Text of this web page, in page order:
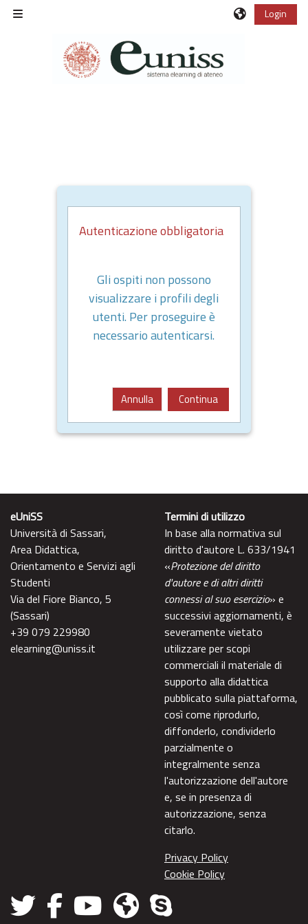
Vai al contenuto principale
Login
Autenticazione obbligatoria
Gli ospiti non possono
visualizzare i profili degli
utenti. Per proseguire è
necessario autenticarsi.
Annulla Continua
eUniSS
Università di Sassari,
Area Didattica,
Orientamento e Servizi agli
Studenti
Via del Fiore Bianco, 5
(Sassari)
+39 079 229980
elearning@uniss.it
Termini di utilizzo
In base alla normativa sul
diritto d'autore L. 633/1941
«Protezione del diritto
d'autore e di altri diritti
connessi al suo esercizio» e
successivi aggiornamenti, è
severamente vietato
utilizzare per scopi
commerciali il materiale di
supporto alla didattica
pubblicato sulla piattaforma,
così come riprodurlo,
diffonderlo, condividerlo
parzialmente o
integralmente senza
l'autorizzazione dell'autore
e, se in presenza di
autorizzazione, senza
citarlo.
Privacy Policy
Cookie Policy